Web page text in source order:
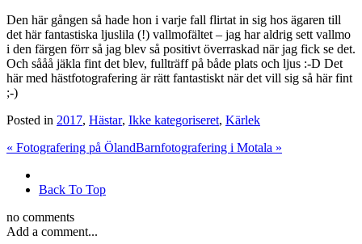
Den här gången så hade hon i varje fall flirtat in sig hos ägaren till
det här fantastiska ljuslila (!) vallmofältet – jag har aldrig sett vallmo
i den färgen förr så jag blev så positivt överraskad när jag fick se det.
Och sååå jäkla fint det blev, fullträff på både plats och ljus :-D Det
här med hästfotografering är rätt fantastiskt när det vill sig så här fint
;-)
Posted in 2017, Hästar, Ikke kategoriseret, Kärlek
« Fotografering på ÖlandBarnfotografering i Motala »
Back To Top
no comments
Add a comment...